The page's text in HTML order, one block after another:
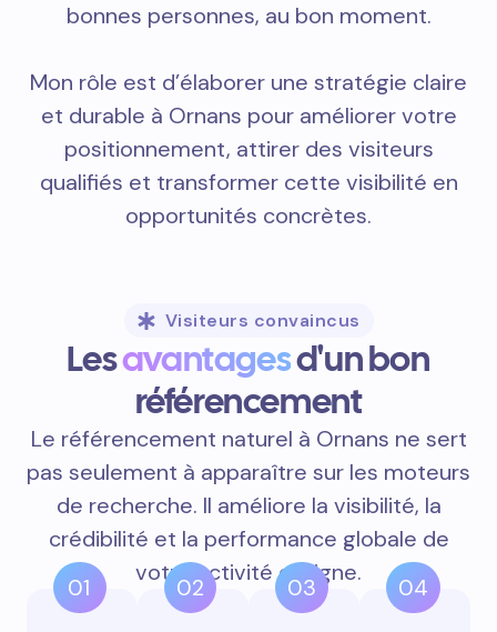
bonnes personnes, au bon moment.
Mon rôle est d’élaborer une stratégie claire
et durable à Ornans pour améliorer votre
positionnement, attirer des visiteurs
qualifiés et transformer cette visibilité en
opportunités concrètes.
Visiteurs convaincus
Lesavantagesd'un bon
référencement
Le référencement naturel à Ornans ne sert
pas seulement à apparaître sur les moteurs
de recherche. Il améliore la visibilité, la
crédibilité et la performance globale de
votre activité en ligne.
01 02 03 04